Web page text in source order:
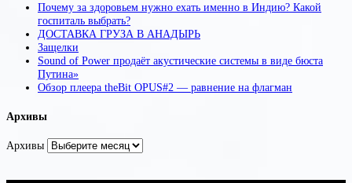
Почему за здоровьем нужно ехать именно в Индию? Какой
госпиталь выбрать?
ДОСТАВКА ГРУЗА В АНАДЫРЬ
Защелки
Sound of Power продаёт акустические системы в виде бюста
Путина»
Обзор плеера theBit OPUS#2 — равнение на флагман
Архивы
Архивы